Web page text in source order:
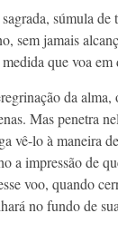
súmula de
sem jamais
que voa em
da
Mas penetra
vê-lo à maneira
a impressão de
voo, quando
no fundo de